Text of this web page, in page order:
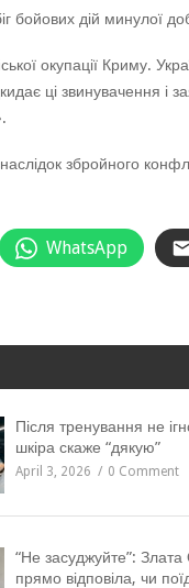
бойових дій минулої
окупації Криму.
ці звинувачення і
збройного
WhatsApp
Після тренування не
шкіра скаже “дякую”
April 3, 2026 0 Comment
“Не засуджуйте”: Злата
прямо відповіла, чи